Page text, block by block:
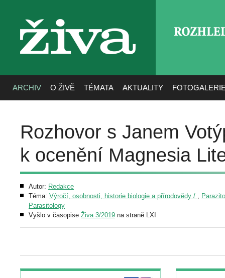
živa
ARCHIV O ŽIVĚ TÉMATA AKTUALITY
Rozhovor s Janem
k ocenění Magnesia
Autor: Redakce
Téma: Výročí, osobnosti, historie biologie a přírodovědy / ,
Parasitology
Vyšlo v časopise Živa 3/2019 na straně LXI